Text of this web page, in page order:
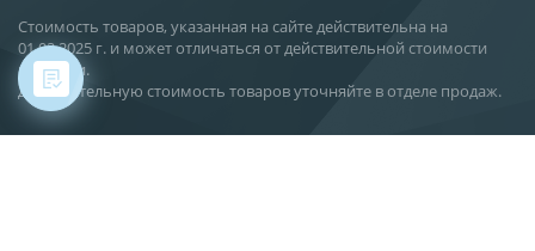
Стоимость товаров, указанная на сайте действительна на
01.02.2025 г. и может отличаться от действительной стоимости
поставки.
Действительную стоимость товаров уточняйте в отделе продаж.